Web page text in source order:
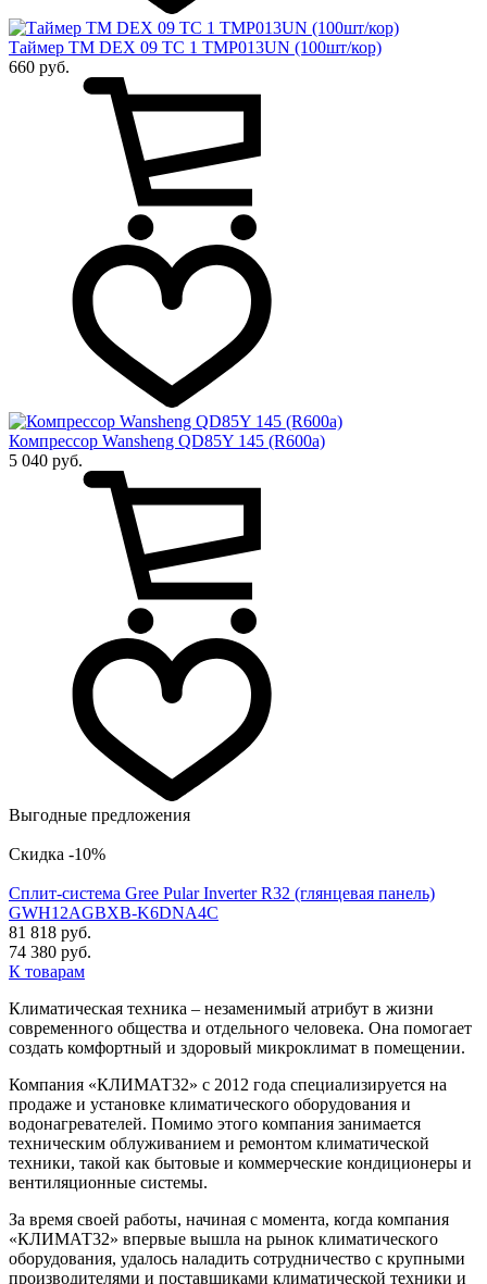
Таймер ТМ DEX 09 ТС 1 TMP013UN (100шт/кор)
660 руб.
Компрессор Wansheng QD85Y 145 (R600a)
5 040 руб.
Выгодные предложения
Скидка -10%
Сплит-система Gree Pular Inverter R32 (глянцевая панель)
GWH12AGBXB-K6DNA4C
81 818 руб.
74 380 руб.
К товарам
Климатическая техника – незаменимый атрибут в жизни
современного общества и отдельного человека. Она помогает
создать комфортный и здоровый микроклимат в помещении.
Компания «КЛИМАТ32» с 2012 года специализируется на
продаже и установке климатического оборудования и
водонагревателей. Помимо этого компания занимается
техническим облуживанием и ремонтом климатической
техники, такой как бытовые и коммерческие кондиционеры и
вентиляционные системы.
За время своей работы, начиная с момента, когда компания
«КЛИМАТ32» впервые вышла на рынок климатического
оборудования, удалось наладить сотрудничество с крупными
производителями и поставщиками климатической техники и